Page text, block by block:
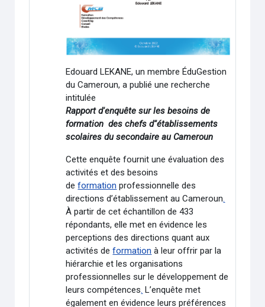
Edouard LEKANE, un membre ÉduGestion
du Cameroun, a publié une recherche
intitulée
Rapport d'enquête sur les besoins de
formation des chefs d''établissements
scolaires du secondaire au Cameroun
Cette enquête fournit une évaluation des
activités et des besoins
deformation professionnelle des
directions d’établissement au Cameroun.
À partir de cet échantillon de 433
répondants, elle met en évidence les
perceptions des directions quant aux
activités deformation à leur offrir par la
hiérarchie et les organisations
professionnelles sur le développement de
leurs compétences. L’enquête met
également en évidence leurs préférences